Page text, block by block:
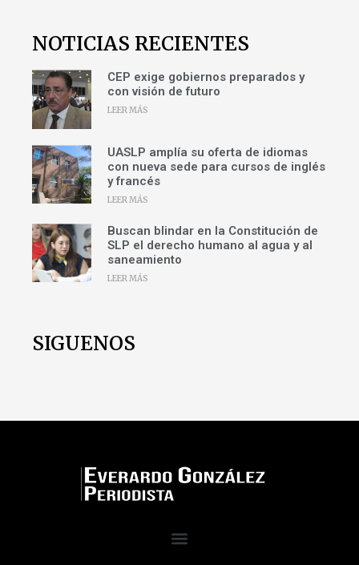
NOTICIAS RECIENTES
CEP exige gobiernos preparados y
con visión de futuro
LEER MÁS
UASLP amplía su oferta de idiomas
con nueva sede para cursos de inglés
y francés
LEER MÁS
Buscan blindar en la Constitución de
SLP el derecho humano al agua y al
saneamiento
LEER MÁS
SIGUENOS